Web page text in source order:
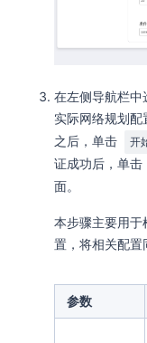
在左侧导航栏
实际网络规划
之后，单击
开
证成功后，单击
面。
本步骤主要用于
置，将相关配置
参数